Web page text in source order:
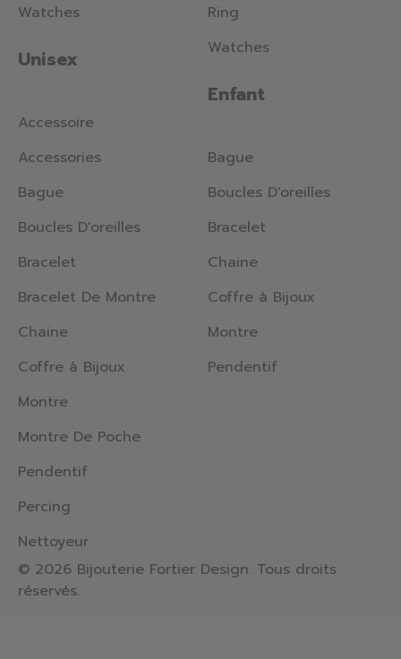
Watches
Unisex
Accessoire
Accessories
Bague
Boucles D'oreilles
Bracelet
Bracelet De Montre
Chaine
Coffre à Bijoux
Montre
Montre De Poche
Pendentif
Percing
Nettoyeur
Ring
Watches
Enfant
Bague
Boucles D'oreilles
Bracelet
Chaine
Coffre à Bijoux
Montre
Pendentif
© 2026 Bijouterie Fortier Design. Tous droits
réservés.